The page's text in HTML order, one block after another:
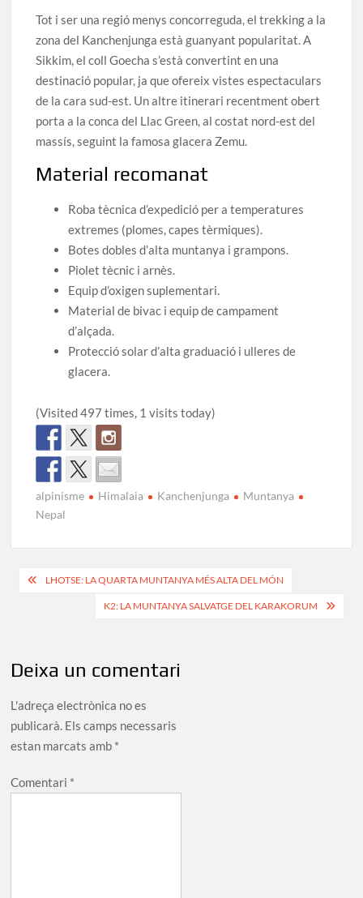
Tot i ser una regió menys concorreguda, el trekking a la
zona del Kanchenjunga està guanyant popularitat. A
Sikkim, el coll Goecha s’està convertint en una
destinació popular, ja que ofereix vistes espectaculars
de la cara sud-est. Un altre itinerari recentment obert
porta a la conca del Llac Green, al costat nord-est del
massís, seguint la famosa glacera Zemu.
Material recomanat
Roba tècnica d’expedició per a temperatures
extremes (plomes, capes tèrmiques).
Botes dobles d’alta muntanya i grampons.
Piolet tècnic i arnès.
Equip d’oxigen suplementari.
Material de bivac i equip de campament
d’alçada.
Protecció solar d’alta graduació i ulleres de
glacera.
(Visited 497 times, 1 visits today)
alpinisme Himalaia Kanchenjunga
Muntanya
Nepal
Navegació
d'entrades
LHOTSE: LA QUARTA MUNTANYA MÉS ALTA DEL MÓN
K2: LA MUNTANYA SALVATGE DEL KARAKORUM
Deixa un comentari
L'adreça electrònica no es
publicarà. Els camps necessaris
estan marcats amb *
Comentari *